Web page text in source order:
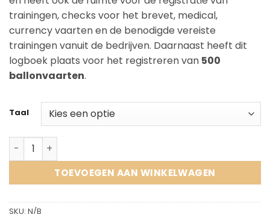
trainingen, checks voor het brevet, medical,
currency vaarten en de benodigde vereiste
trainingen vanuit de bedrijven. Daarnaast heeft dit
logboek plaats voor het registreren van 500
ballonvaarten.
Taal
EASA Logboek aantal
TOEVOEGEN AAN WINKELWAGEN
SKU: N/B